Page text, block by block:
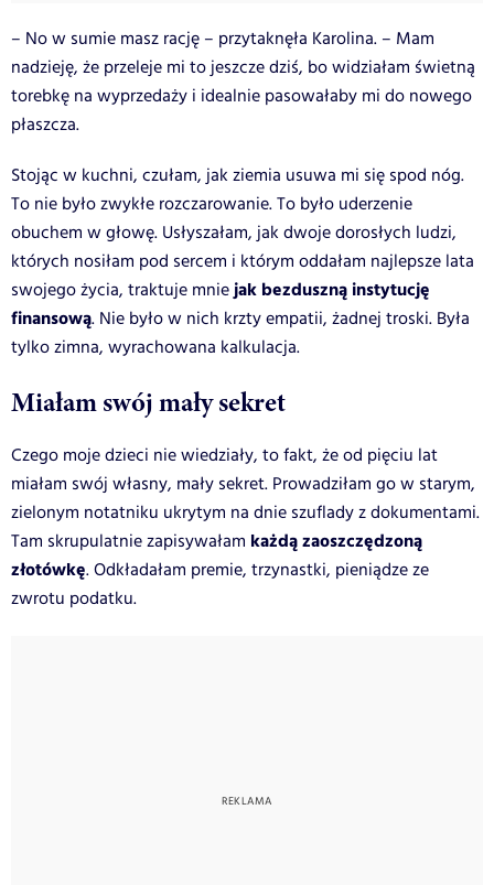
– No w sumie masz rację – przytaknęła Karolina. – Mam
nadzieję, że przeleje mi to jeszcze dziś, bo widziałam świetną
torebkę na wyprzedaży i idealnie pasowałaby mi do nowego
płaszcza.
Stojąc w kuchni, czułam, jak ziemia usuwa mi się spod nóg.
To nie było zwykłe rozczarowanie. To było uderzenie
obuchem w głowę. Usłyszałam, jak dwoje dorosłych ludzi,
których nosiłam pod sercem i którym oddałam najlepsze lata
swojego życia, traktuje mniejak bezduszną instytucję
finansową. Nie było w nich krzty empatii, żadnej troski. Była
tylko zimna, wyrachowana kalkulacja.
Miałam swój mały sekret
Czego moje dzieci nie wiedziały, to fakt, że od pięciu lat
miałam swój własny, mały sekret. Prowadziłam go w starym,
zielonym notatniku ukrytym na dnie szuflady z dokumentami.
Tam skrupulatnie zapisywałam każdą zaoszczędzoną
złotówkę. Odkładałam premie, trzynastki, pieniądze ze
zwrotu podatku.